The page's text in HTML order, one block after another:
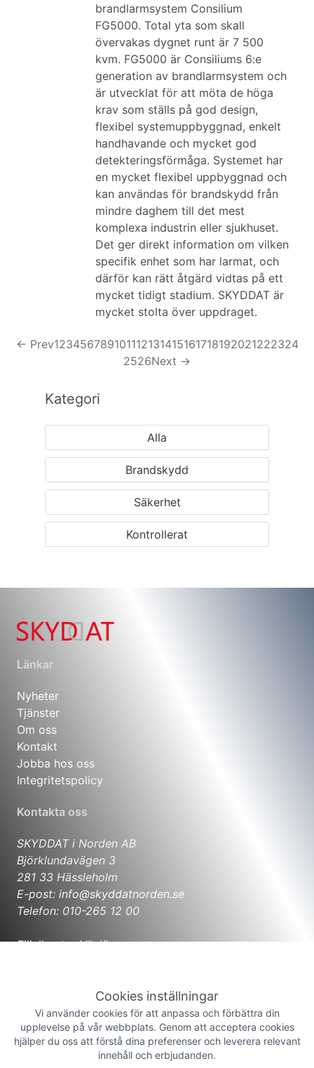
brandlarmsystem Consilium
FG5000. Total yta som skall
övervakas dygnet runt är 7 500
kvm. FG5000 är Consiliums 6:e
generation av brandlarmsystem och
är utvecklat för att möta de höga
krav som ställs på god design,
flexibel systemuppbyggnad, enkelt
handhavande och mycket god
detekteringsförmåga. Systemet har
en mycket flexibel uppbyggnad och
kan användas för brandskydd från
mindre daghem till det mest
komplexa industrin eller sjukhuset.
Det ger direkt information om vilken
specifik enhet som har larmat, och
därför kan rätt åtgärd vidtas på ett
mycket tidigt stadium. SKYDDAT är
mycket stolta över uppdraget.
← Prev123456789101112131415161718192021222324
2526Next →
Kategori
Alla
Brandskydd
Säkerhet
Kontrollerat
Länkar
Nyheter
Tjänster
Om oss
Kontakt
Jobba hos oss
Integritetspolicy
Kontakta oss
SKYDDAT i Norden AB
Björklundavägen 3
281 33 Hässleholm
E-post: info@skyddatnorden.se
Telefon: 010-265 12 00
Filialkontor Växjö
info@skyddatnorden.se
Telefon: 010-265 12 00
Filialkontor Malmö
Flygplansgatan 12
Cookies inställningar
Vi använder cookies för att anpassa och förbättra din
upplevelse på vår webbplats. Genom att acceptera cookies
hjälper du oss att förstå dina preferenser och leverera relevant
innehåll och erbjudanden.